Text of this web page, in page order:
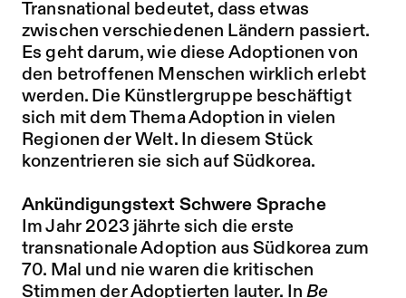
Transnational bedeutet, dass etwas
zwischen verschiedenen Ländern passiert.
Es geht darum, wie diese Adoptionen von
den betroffenen Menschen wirklich erlebt
werden. Die Künstlergruppe beschäftigt
sich mit dem Thema Adoption in vielen
Regionen der Welt. In diesem Stück
konzentrieren sie sich auf Südkorea.
Ankündigungstext Schwere Sprache
Im Jahr 2023 jährte sich die erste
transnationale Adoption aus Südkorea zum
70. Mal und nie waren die kritischen
Stimmen der Adoptierten lauter. InBe